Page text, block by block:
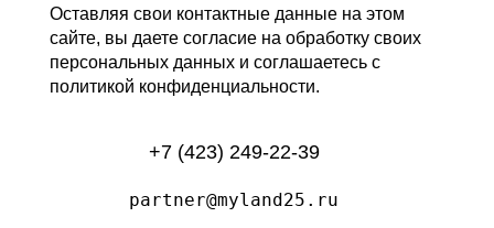
Оставляя свои контактные данные на этом
сайте, вы даете согласие на обработку своих
персональных данных и соглашаетесь с
политикой конфиденциальности.
+7 (423) 249-22-39
partner@myland25.ru